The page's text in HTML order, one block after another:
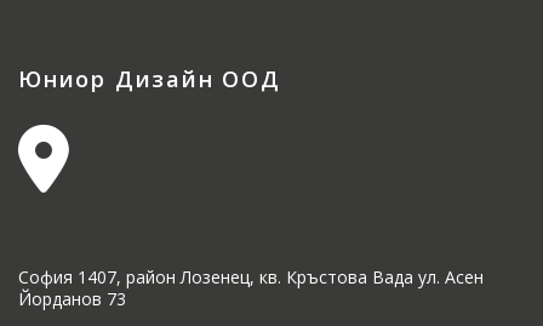
Юниор Дизайн ООД
София 1407, район Лозенец, кв. Кръстова Вада ул. Асен
Йорданов 73